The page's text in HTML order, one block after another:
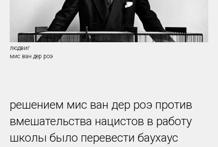
людвиг
мис ван дер роэ
решением мис ван дер роэ против
вмешательства нацистов в работу
школы было перевести баухаус